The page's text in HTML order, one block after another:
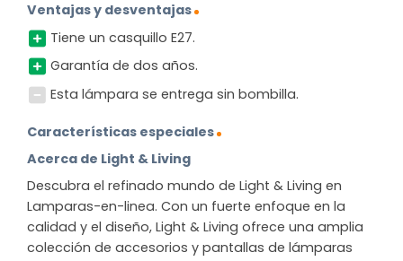
Ventajas y desventajas
Tiene un casquillo E27.
Garantía de dos años.
Esta lámpara se entrega sin bombilla.
Características especiales
Acerca de Light & Living
Descubra el refinado mundo de Light & Living en
Lamparas-en-linea. Con un fuerte enfoque en la
calidad y el diseño, Light & Living ofrece una amplia
colección de accesorios y pantallas de lámparas